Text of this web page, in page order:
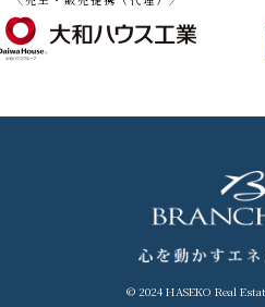
© 2024 HASEKO Real